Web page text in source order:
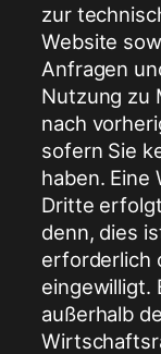
zur
Website
Anfragen
Nutzung zu
nach
sofern Sie
haben. Eine
Dritte
denn, dies
erforderlich
eingewilligt.
außerhalb